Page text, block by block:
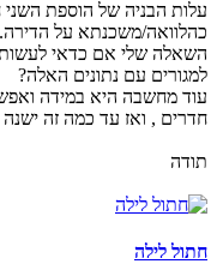
כהלוואה/משכנתא על הדירה.
השאלה שלי אם כדאי
למגורים עם נתונים האלה?
חדרים , ואז עד כמה זה
תודה
חתול לילה